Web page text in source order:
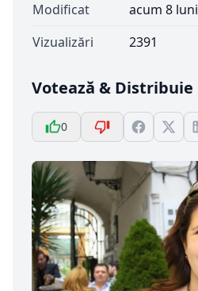
Modificat
acum 8 luni
Vizualizări
2391
Votează & Distribuie
0